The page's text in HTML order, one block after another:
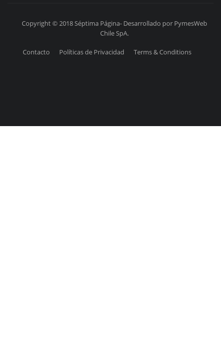
Copyright © 2018 Séptima Página- Desarrollado por PymesWeb
Chile SpA.
Contacto Políticas de Privacidad Terms & Conditions